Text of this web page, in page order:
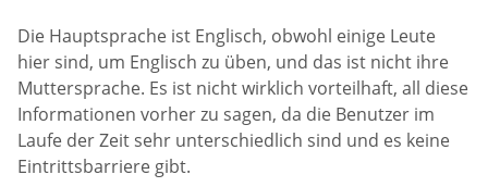
Die Hauptsprache ist Englisch, obwohl einige Leute
hier sind, um Englisch zu üben, und das ist nicht ihre
Muttersprache. Es ist nicht wirklich vorteilhaft, all diese
Informationen vorher zu sagen, da die Benutzer im
Laufe der Zeit sehr unterschiedlich sind und es keine
Eintrittsbarriere gibt.